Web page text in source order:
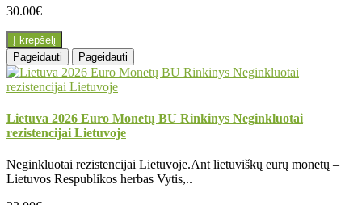
30.00€
Į krepšelį
Pageidauti
Pageidauti
Lietuva 2026 Euro Monetų BU Rinkinys Neginkluotai
rezistencijai Lietuvoje
Neginkluotai rezistencijai Lietuvoje.Ant lietuviškų eurų monetų –
Lietuvos Respublikos herbas Vytis,..